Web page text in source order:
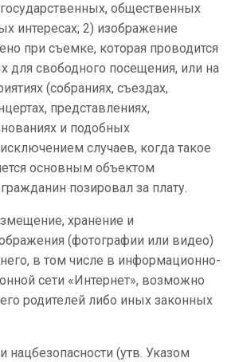
общественных
интересах; 2) изображение
при съемке, которая проводится
для свободного посещения, или на
(собраниях, съездах,
представлениях,
и подобных
случаев, когда такое
основным объектом
позировал за плату.
хранение и
(фотографии или видео)
в том числе в информационно-
сети «Интернет», возможно
родителей либо иных законных
нацбезопасности (утв. Указом